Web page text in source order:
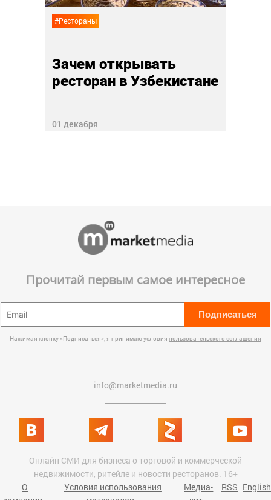
#Рестораны
Зачем открывать
ресторан в Узбекистане
01 декабря
Прочитай первым самое интересное
Подписаться
Нажимая кнопку «Подписаться», я принимаю условия пользовательского соглашения
info@marketmedia.ru
Онлайн СМИ для бизнеса о торговой и коммерческой
недвижимости, ритейле и новости ресторанов. 16+
О
Условия использования
Медиа-
RSS English